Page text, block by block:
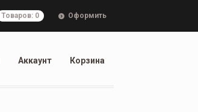
Товаров: 0 Оформить
Аккаунт Корзина